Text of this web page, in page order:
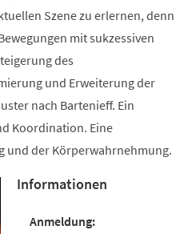
Szene zu erlernen, denn
mit sukzessiven
des
und Erweiterung der
nach Bartenieff. Ein
Koordination. Eine
und der Körperwahrnehmung.
Informationen